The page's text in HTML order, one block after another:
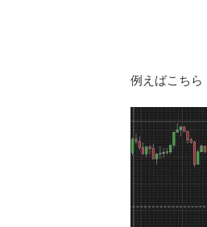
例えばこちら